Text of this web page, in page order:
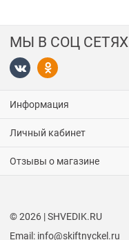
МЫ В СОЦ СЕТЯХ
Информация
Личный кабинет
Отзывы о магазине
© 2026 | SHVEDIK.RU
Email: info@skiftnyckel.ru